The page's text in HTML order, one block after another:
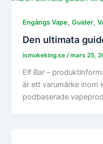
Engångs Vape,Guider,
Den ultimata
ismokeking.se/mars 25,
Elf Bar –
är ett varumärke inom
podbaserade